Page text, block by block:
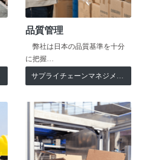
品質管理
弊社は日本の品質基準を十分
に把握…
サプライチェーンマネジメント